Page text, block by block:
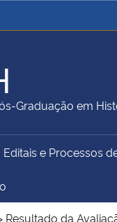
da Justiça e
da Educação
Graduação em
Editais e Processos
Resultado da